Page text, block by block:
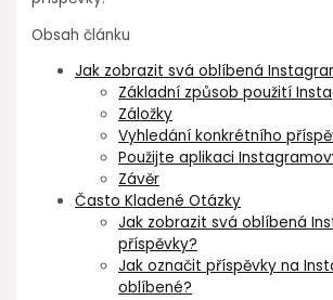
Obsah článku
Jak zobrazit svá oblíbená
Základní způsob použití
Záložky
Vyhledání konkrétního
Použijte aplikaci
Závěr
Často Kladené Otázky
Jak zobrazit svá oblíbená
příspěvky?
Jak označit příspěvky na
oblíbené?